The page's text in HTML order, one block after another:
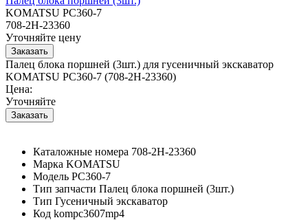
KOMATSU PC360-7
708-2H-23360
Уточняйте цену
Палец блока поршней (3шт.) для гусеничный экскаватор
KOMATSU PC360-7 (708-2H-23360)
Цена:
Уточняйте
Каталожные номера 708-2H-23360
Марка KOMATSU
Модель PC360-7
Тип запчасти Палец блока поршней (3шт.)
Тип Гусеничный экскаватор
Код kompc3607mp4